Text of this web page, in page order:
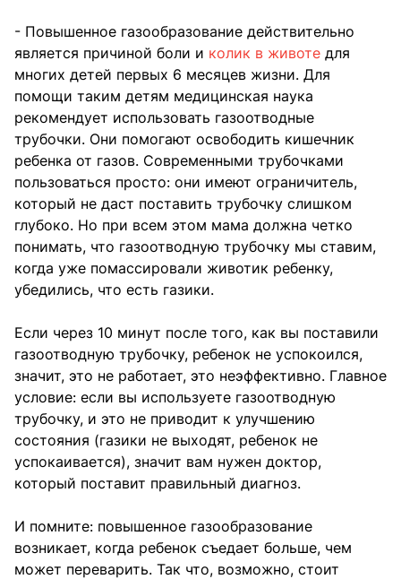
- Повышенное газообразование действительно
является причиной боли и колик в животе для
многих детей первых 6 месяцев жизни. Для
помощи таким детям медицинская наука
рекомендует использовать газоотводные
трубочки. Они помогают освободить кишечник
ребенка от газов. Современными трубочками
пользоваться просто: они имеют ограничитель,
который не даст поставить трубочку слишком
глубоко. Но при всем этом мама должна четко
понимать, что газоотводную трубочку мы ставим,
когда уже помассировали животик ребенку,
убедились, что есть газики.
Если через 10 минут после того, как вы поставили
газоотводную трубочку, ребенок не успокоился,
значит, это не работает, это неэффективно. Главное
условие: если вы используете газоотводную
трубочку, и это не приводит к улучшению
состояния (газики не выходят, ребенок не
успокаивается), значит вам нужен доктор,
который поставит правильный диагноз.
И помните: повышенное газообразование
возникает, когда ребенок съедает больше, чем
может переварить. Так что, возможно, стоит